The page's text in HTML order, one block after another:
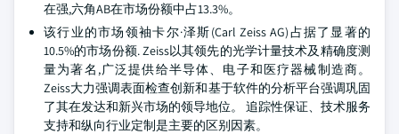
在强,六角AB在市场份额中占13.3%。
该行业的市场领袖卡尔·泽斯(Carl Zeiss AG)占据了显著的
10.5%的市场份额. Zeiss以其领先的光学计量技术及精确度测
量为著名,广泛提供给半导体、电子和医疗器械制造商。
Zeiss大力强调表面检查创新和基于软件的分析平台强调巩固
了其在发达和新兴市场的领导地位。 追踪性保证、技术服务
支持和纵向行业定制是主要的区别因素。